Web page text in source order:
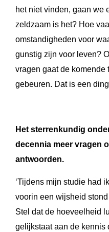
het niet vinden, gaan we
zeldzaam is het? Hoe
omstandigheden voor
gunstig zijn voor leven?
vragen gaat de komende
gebeuren. Dat is een ding
Het sterrenkundig
decennia meer vragen
antwoorden.
‘Tijdens mijn studie had
voorin een wijsheid
Stel dat de hoeveelheid
gelijkstaat aan de kennis